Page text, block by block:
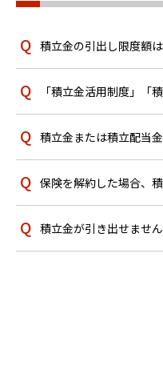
積立金の引出し限度額
「積立金活用制度」「積
積立金または積立配当金引き出しの手
保険を解約した場合、
積立金が引き出せませ